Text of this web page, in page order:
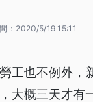
： 2020/5/19 15:11
工也不例外，
大概三天才有